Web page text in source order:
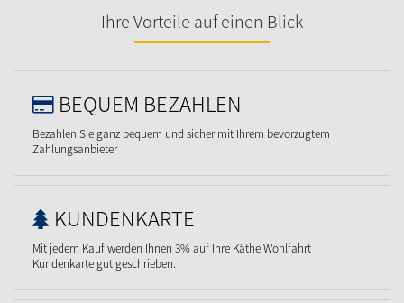
Ihre Vorteile auf einen Blick
BEQUEM BEZAHLEN
Bezahlen Sie ganz bequem und sicher mit Ihrem bevorzugtem
Zahlungsanbieter
KUNDENKARTE
Mit jedem Kauf werden Ihnen 3% auf Ihre Käthe Wohlfahrt
Kundenkarte gut geschrieben.